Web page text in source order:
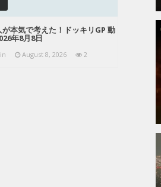
が本気で考えた！ドッキリGP 動
年8月8日
August 8, 2026 2